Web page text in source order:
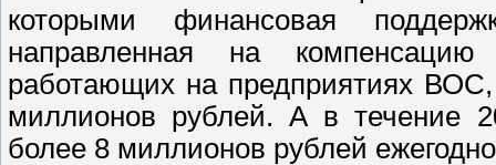
которыми финансовая
направленная на
работающих на предприятиях
миллионов рублей. А в течение
более 8 миллионов рублей